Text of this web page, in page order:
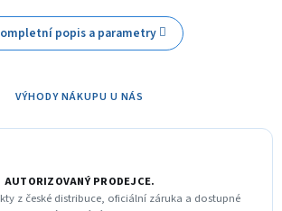
popis a parametry
VÝHODY NÁKUPU U NÁS
AUTORIZOVANÝ PRODEJCE.
z české distribuce, oficiální záruka a dostupné